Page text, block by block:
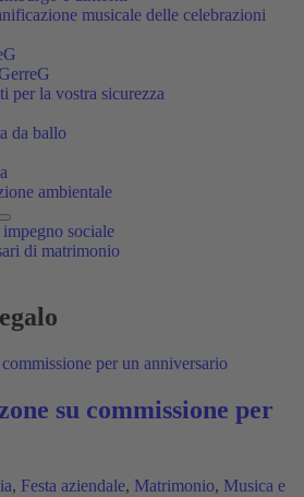
musicale delle celebrazioni
per la vostra sicurezza
da ballo
ambientale
sociale
di matrimonio
su commissione per
, Festa aziendale, Matrimonio, Musica e